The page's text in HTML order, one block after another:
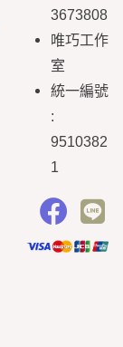
3673808
唯巧工作
室
統一編號
:
9510382
1